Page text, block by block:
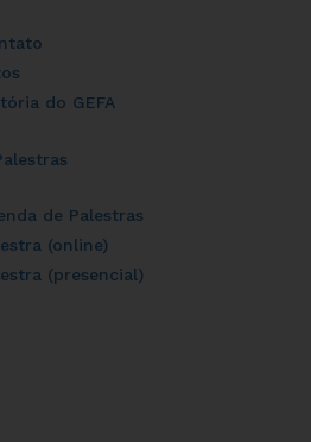
do GEFA
de Palestras
(online)
(presencial)